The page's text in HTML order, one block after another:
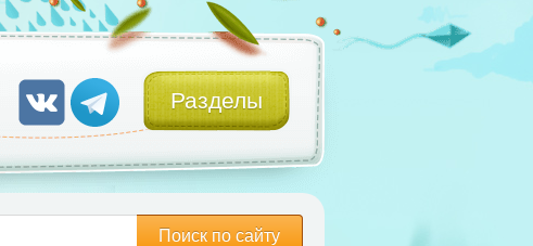
Разделы
Поиск по сайту